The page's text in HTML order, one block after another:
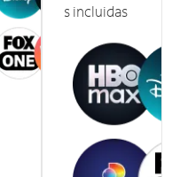
s incluidas